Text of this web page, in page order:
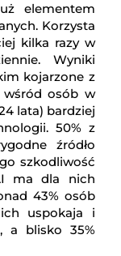
elementem
Korzysta
kilka razy w
Wyniki
kojarzone z
wśród osób w
lata) bardziej
50% z
źródło
szkodliwość
ma dla nich
43% osób
uspokaja i
a blisko 35%